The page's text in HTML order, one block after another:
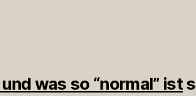
was so “normal” ist